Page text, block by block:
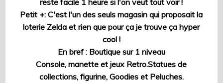
Petit +: C'est l'un des seuls magasin qui proposait la
loterie Zelda et rien que pour ça je trouve ça hyper
cool !
En bref : Boutique sur 1 niveau
Console, manette et jeux Retro.Statues de
collections, figurine, Goodies et Peluches.